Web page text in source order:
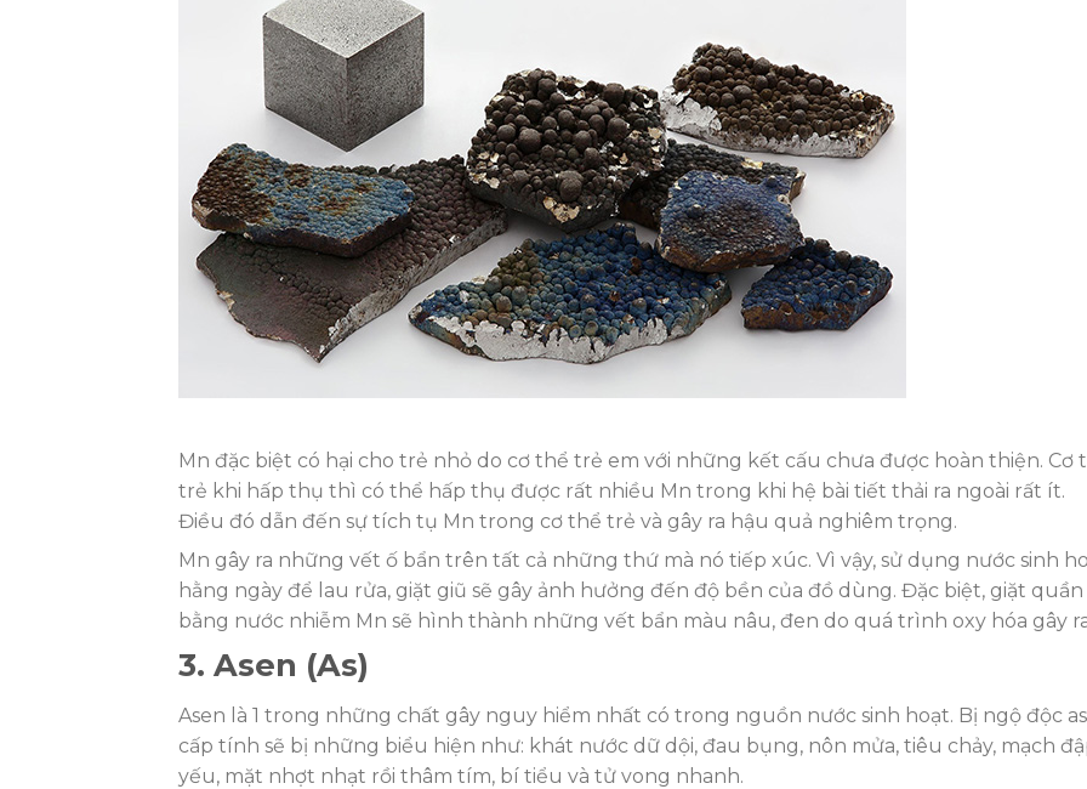
Mn đặc biệt có hại cho trẻ nhỏ do cơ thể trẻ em với những kết cấu chưa được hoàn thiện. Cơ
trẻ khi hấp thụ thì có thể hấp thụ được rất nhiều Mn trong khi hệ bài tiết thải ra ngoài rất ít.
Điều đó dẫn đến sự tích tụ Mn trong cơ thể trẻ và gây ra hậu quả nghiêm trọng.
Mn gây ra những vết ố bẩn trên tất cả những thứ mà nó tiếp xúc. Vì vậy, sử dụng nước sinh
hằng ngày để lau rửa, giặt giũ sẽ gây ảnh hưởng đến độ bền của đồ dùng. Đặc biệt, giặt quần
bằng nước nhiễm Mn sẽ hình thành những vết bẩn màu nâu, đen do quá trình oxy hóa gây
3. Asen (As)
Asen là 1 trong những chất gây nguy hiểm nhất có trong nguồn nước sinh hoạt. Bị ngộ độc
cấp tính sẽ bị những biểu hiện như: khát nước dữ dội, đau bụng, nôn mửa, tiêu chảy, mạch
yếu, mặt nhợt nhạt rồi thâm tím, bí tiểu và tử vong nhanh.